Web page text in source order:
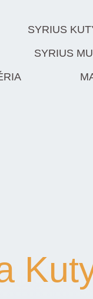
SYRIUS
SYRIUS